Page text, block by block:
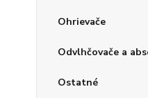
Ohrievače
Odvlhčovače a
Ostatné